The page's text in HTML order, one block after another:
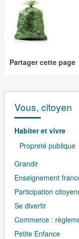
Partager cette page
Vous, citoyen
Habiter et vivre
Propreté publique
Grandir
Enseignement
Participation
Se divertir
Commerce :
Petite Enfance